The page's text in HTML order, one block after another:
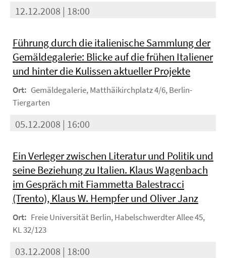
12.12.2008 | 18:00
Führung durch die italienische Sammlung der
Gemäldegalerie: Blicke auf die frühen Italiener
und hinter die Kulissen aktueller Projekte
Ort: Gemäldegalerie, Matthäikirchplatz 4/6, Berlin-
Tiergarten
05.12.2008 | 16:00
Ein Verleger zwischen Literatur und Politik und
seine Beziehung zu Italien. Klaus Wagenbach
im Gespräch mit Fiammetta Balestracci
(Trento), Klaus W. Hempfer und Oliver Janz
Ort: Freie Universität Berlin, Habelschwerdter Allee 45,
KL 32/123
03.12.2008 | 18:00